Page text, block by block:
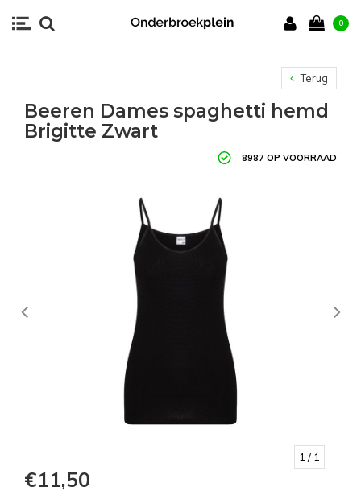
0
Terug
Beeren Dames spaghetti hemd
Brigitte Zwart
8987 OP VOORRAAD
1 / 1
€11,50